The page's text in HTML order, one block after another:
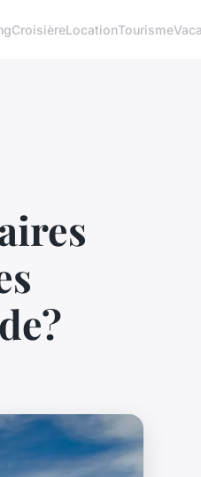
CroisièreLocationTourisme